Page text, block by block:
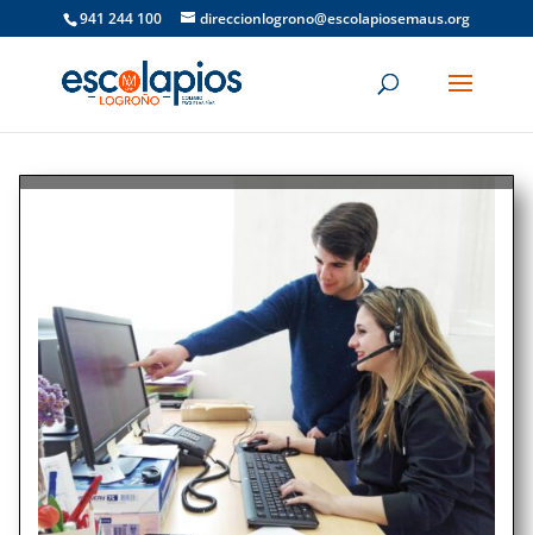
941 244 100 direccionlogrono@escolapiosemaus.org